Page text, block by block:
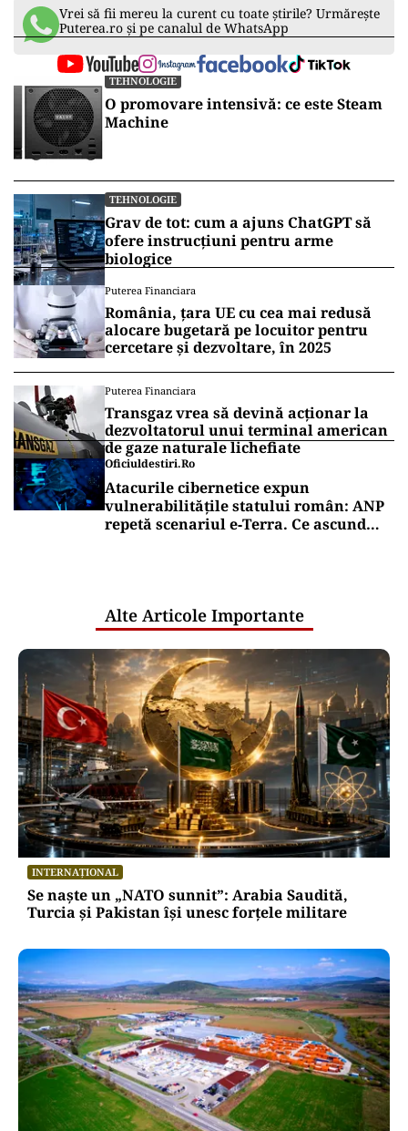
milioane de utilizatori persoane fizice
și juridice. SPV este unul dintre cele
mai utilizate servicii și va deveni un
canal vizionar pentru dezvoltarea
digitală a agenției”, a precizat Duță.
În încheiere, reprezentanta ANAF a subliniat că
obiectivul instituției este transformarea într-o
administrație fiscală modernă și adaptată
tehnologic.
Vrei să fii mereu la curent cu toate știrile? Urmărește
Puterea.ro și pe canalul de WhatsApp
O promovare intensivă: ce este Steam
Machine
TEHNOLOGIE
Grav de tot: cum a ajuns ChatGPT să
ofere instrucțiuni pentru arme
alocare bugetară pe locuitor pentru
cercetare și dezvoltare, în 2025
Puterea Financiara
Transgaz vrea să devină acționar la
dezvoltatorul unui terminal american
de gaze naturale lichefiate
Oficiuldestiri.ro
Atacurile cibernetice expun
vulnerabilitățile statului român: ANP
repetă scenariul e‑Terra. Ce ascund
comunicările oficiale și cine răspunde
pentru mentenanța IT a instituțiilor
publice
Alte Articole Importante